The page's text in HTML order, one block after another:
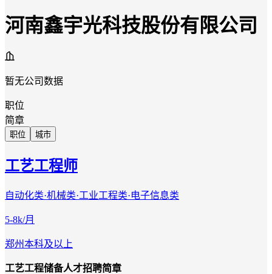
河南鑫宇光科技股份有限公司
暂无公司数据
职位
简章
职位 城市
工艺工程师
自动化类·机械类·工业工程类·电子信息类
5-8k/月
郑州本科及以上
工艺工程储备人才招聘简章